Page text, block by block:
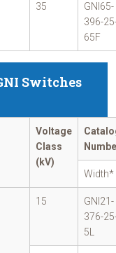
35
GNI65-
396-
65F
Switches
Voltage
Class
(kV)
Width*
15
GNI21-
376-
5L